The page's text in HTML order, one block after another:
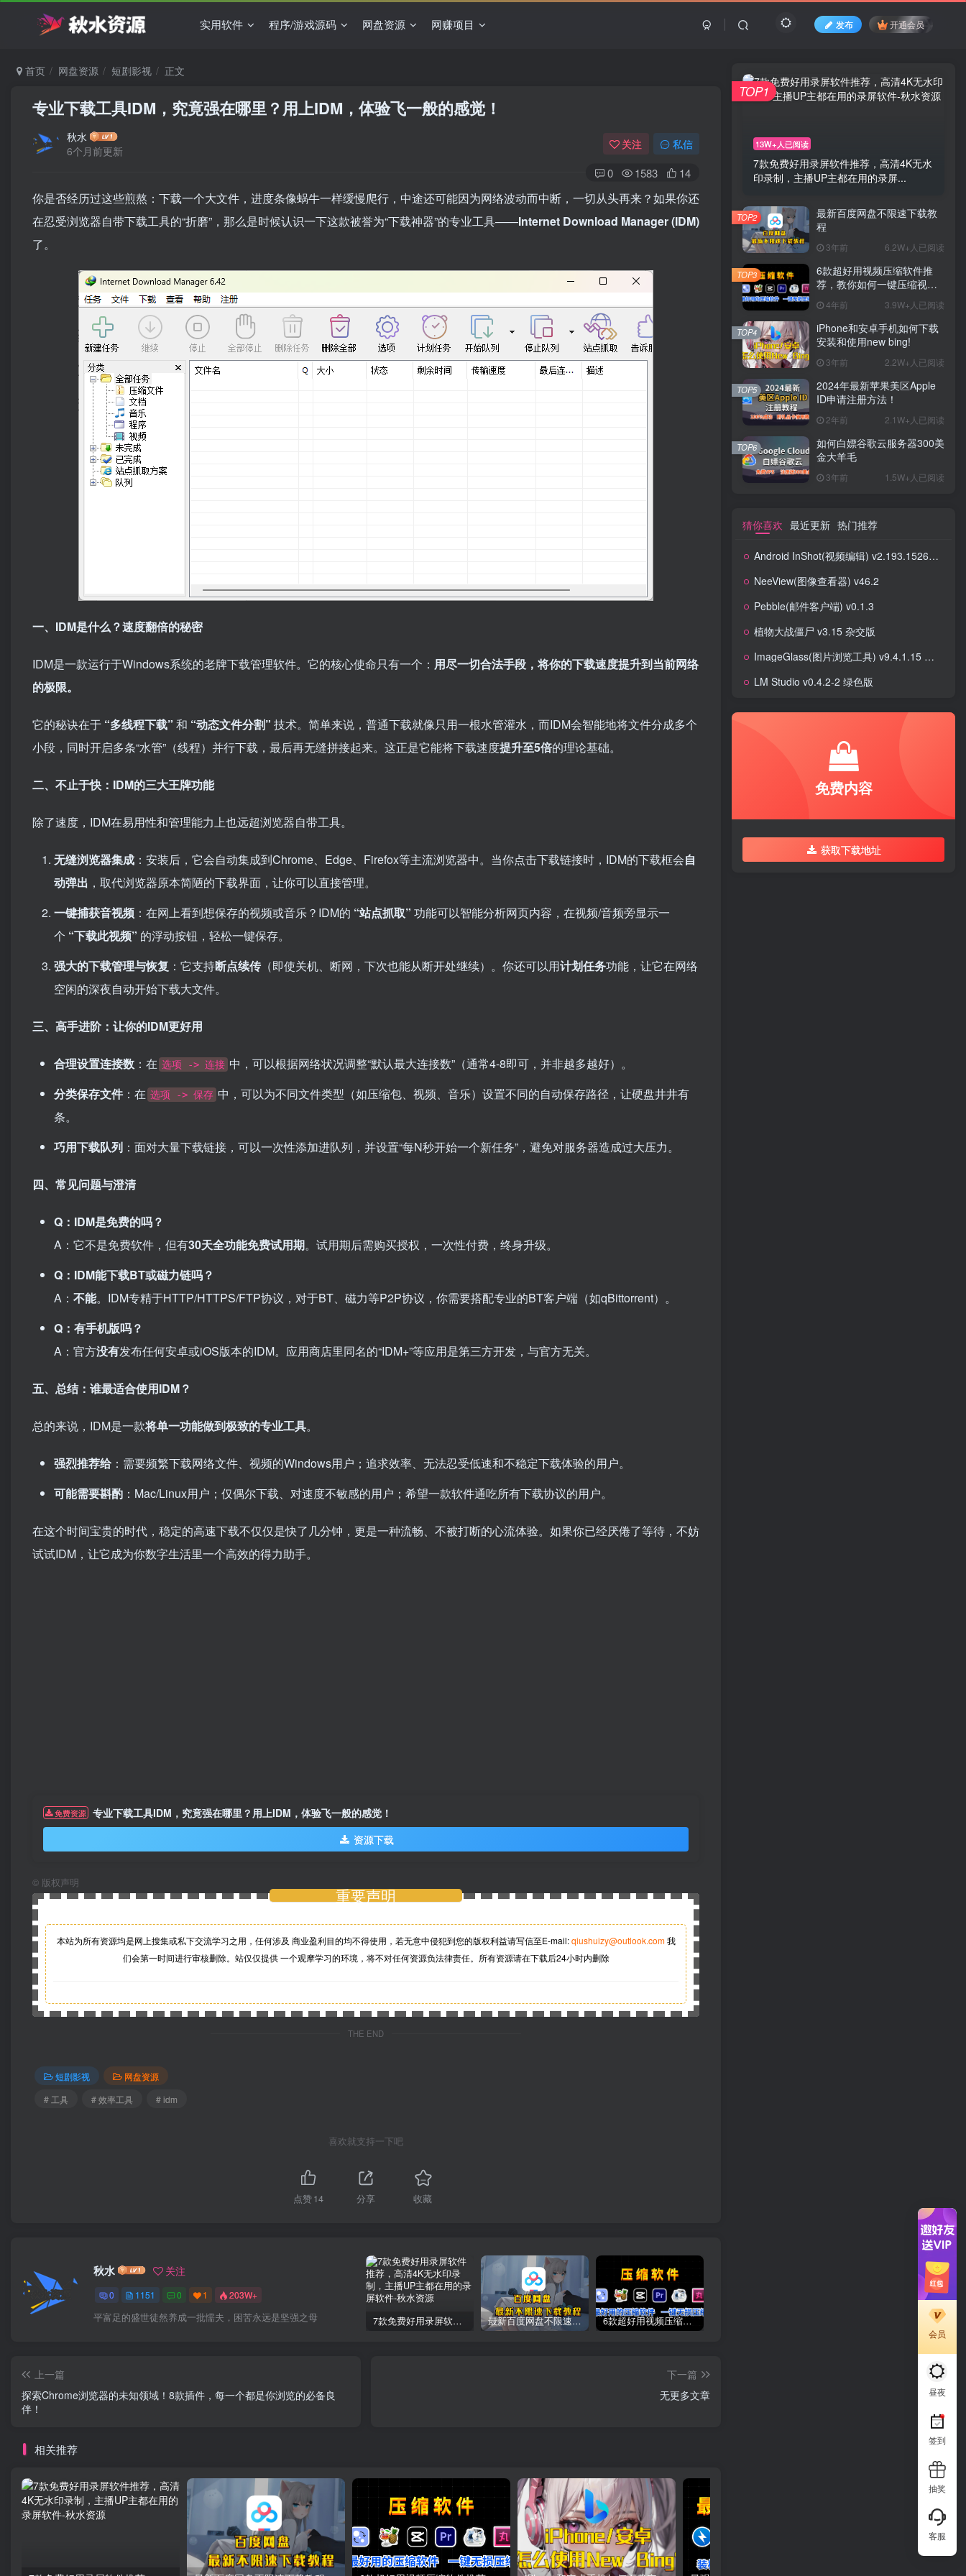
实用软件 程序/游戏源码 网盘资源 网赚项目 发布 开通会员
首页 网盘资源 短剧影视 正文
专业下载工具IDM，究竟强在哪里？用上IDM，体验飞一般的感觉！
秋水
6个月前更新
关注 私信
0 1583 14
你是否经历过这些煎熬：下载一个大文件，进度条像蜗牛一样缓慢爬行，中途还可能因为网络波动而中断，一切从头再来？如果你还
在忍受浏览器自带下载工具的“折磨”，那么是时候认识一下这款被誉为“下载神器”的专业工具——Internet Download Manager (IDM)
了。
一、IDM是什么？速度翻倍的秘密
IDM是一款运行于Windows系统的老牌下载管理软件。它的核心使命只有一个： 用尽一切合法手段，将你的下载速度提升到当前网络
的极限。
它的秘诀在于 “多线程下载” 和 “动态文件分割” 技术。简单来说，普通下载就像只用一根水管灌水，而IDM会智能地将文件分成多个
小段，同时开启多条“水管”（线程）并行下载，最后再无缝拼接起来。这正是它能将下载速度提升至5倍的理论基础。
二、不止于快：IDM的三大王牌功能
除了速度，IDM在易用性和管理能力上也远超浏览器自带工具。
无缝浏览器集成 ：安装后，它会自动集成到Chrome、Edge、Firefox等主流浏览器中。当你点击下载链接时，IDM的下载框会自
动弹出 ，取代浏览器原本简陋的下载界面，让你可以直接管理。
一键捕获音视频 ：在网上看到想保存的视频或音乐？IDM的 “站点抓取” 功能可以智能分析网页内容，在视频/音频旁显示一
个 “下载此视频” 的浮动按钮，轻松一键保存。
强大的下载管理与恢复 ：它支持断点续传 （即使关机、断网，下次也能从断开处继续）。你还可以用计划任务功能，让它在网络
空闲的深夜自动开始下载大文件。
三、高手进阶：让你的IDM更好用
合理设置连接数 ：在 选项 -> 连接 中，可以根据网络状况调整“默认最大连接数”（通常4-8即可，并非越多越好）。
分类保存文件：在 选项 -> 保存 中，可以为不同文件类型（如压缩包、视频、音乐）设置不同的自动保存路径，让硬盘井井有
条。
巧用下载队列 ：面对大量下载链接，可以一次性添加进队列，并设置“每N秒开始一个新任务”，避免对服务器造成过大压力。
四、常见问题与澄清
Q：IDM是免费的吗？
A：它不是免费软件，但有30天全功能免费试用期。试用期后需购买授权，一次性付费，终身升级。
Q：IDM能下载BT或磁力链吗？
A： 不能。IDM专精于HTTP/HTTPS/FTP协议，对于BT、磁力等P2P协议，你需要搭配专业的BT客户端（如qBittorrent）。
Q：有手机版吗？
A：官方没有发布任何安卓或iOS版本的IDM。应用商店里同名的“IDM+”等应用是第三方开发，与官方无关。
五、总结：谁最适合使用IDM？
总的来说，IDM是一款将单一功能做到极致的专业工具。
强烈推荐给：需要频繁下载网络文件、视频的Windows用户；追求效率、无法忍受低速和不稳定下载体验的用户。
可能需要斟酌 ：Mac/Linux用户；仅偶尔下载、对速度不敏感的用户；希望一款软件通吃所有下载协议的用户。
在这个时间宝贵的时代，稳定的高速下载不仅仅是快了几分钟，更是一种流畅、不被打断的心流体验。如果你已经厌倦了等待，不妨
试试IDM，让它成为你数字生活里一个高效的得力助手。
免费资源 专业下载工具IDM，究竟强在哪里？用上IDM，体验飞一般的感觉！
资源下载
© 版权声明
重要声明
本站为所有资源均是网上搜集或私下交流学习之用，任何涉及 商业盈利目的均不得使用，若无意中侵犯到您的版权利益请写信至E-mail: qiushuizy@outlook.com 我
们会第一时间进行审核删除。站仅仅提供 一个观摩学习的环境，将不对任何资源负法律责任。所有资源请在下载后24小时内删除
THE END
短剧影视
网盘资源
# 工具
# 效率工具 # idm
喜欢就支持一下吧
点赞14 分享 收藏
秋水 关注
0 1151 0 1 203W+
平富足的盛世徒然养成一批懦夫，困苦永远是坚强之母 7款免费好用录屏软件推荐，高清4K无水印录制，主播UP主都在用的录屏软件 最新百度网盘不限速下载教程 6款超好用视频压缩软件推荐，教你如何一键压缩视频，没有画质损失，再也不用担心硬盘爆掉了！
上一篇
探索Chrome浏览器的未知领域！8款插件，每一个都是你浏览的必备良
伴！
下一篇
无更多文章
相关推荐
13W+人已阅读
7款免费好用录屏软件推荐，高清4K无水
印录制，主播UP主都在用的录屏...
TOP1
最新百度网盘不限速下载教
程
3年前 6.2W+人已阅读
TOP2
6款超好用视频压缩软件推
荐，教你如何一键压缩视
用担心硬盘爆掉了！
4年前 3.9W+人已阅读
TOP3
iPhone和安卓手机如何下载
安装和使用new bing!
3年前 2.2W+人已阅读
TOP4
2024年最新苹果美区Apple
ID申请注册方法！
2年前 2.1W+人已阅读
TOP5
如何白嫖谷歌云服务器300美
金大羊毛
3年前 1.5W+人已阅读
TOP6
猜你喜欢 最近更新 热门推荐
Android InShot(视频编辑) v2.193.1526 修改版
NeeView(图像查看器) v46.2
Pebble(邮件客户端) v0.1.3
植物大战僵尸 v3.15 杂交版
ImageGlass(图片浏览工具) v9.4.1.15 官方便携版
LM Studio v0.4.2-2 绿色版
免费内容
获取下载地址
会员
昼夜
签到
抽奖
客服